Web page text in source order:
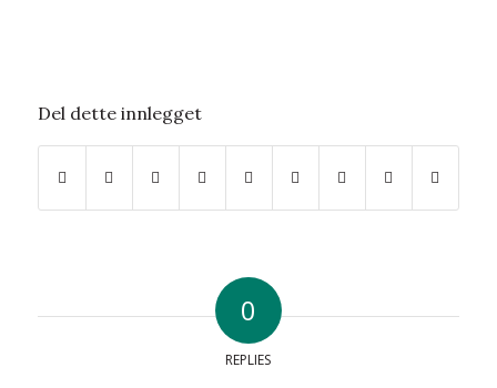
Del dette innlegget
0
REPLIES